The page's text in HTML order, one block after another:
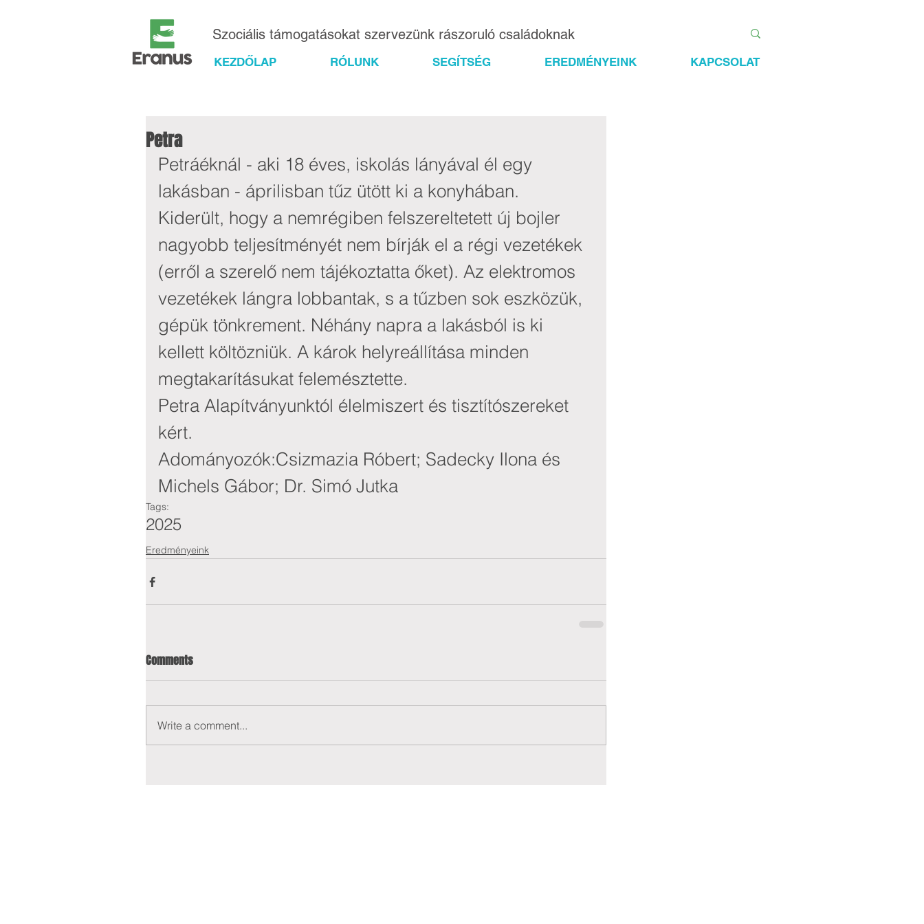
Szociális támogatásokat szervezünk rászoruló családoknak
KEZDŐLAP RÓLUNK SEGÍTSÉG EREDMÉNYEINK KAPCSOLAT
Petra
Petráéknál - aki 18 éves, iskolás lányával él egy
lakásban - áprilisban tűz ütött ki a konyhában.
Kiderült, hogy a nemrégiben felszereltetett új bojler
nagyobb teljesítményét nem bírják el a régi vezetékek
(erről a szerelő nem tájékoztatta őket). Az elektromos
vezetékek lángra lobbantak, s a tűzben sok eszközük,
gépük tönkrement. Néhány napra a lakásból is ki
kellett költözniük. A károk helyreállítása minden
megtakarításukat felemésztette.
Petra Alapítványunktól élelmiszert és tisztítószereket
kért.
Adományozók:Csizmazia Róbert; Sadecky Ilona és
Michels Gábor; Dr. Simó Jutka
Tags:
2025
Eredményeink
Comments
Write a comment...